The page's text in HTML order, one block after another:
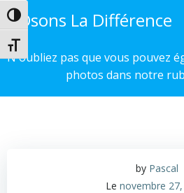
Passer en contraste élevé
Changer la taille de la police
au
Osons La Différence
N'oubliez pas que vous pouvez
photos dans notre
by Pascal
Le novembre